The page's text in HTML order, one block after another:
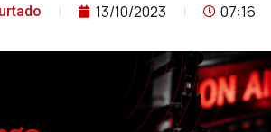
13/10/2023 07:16